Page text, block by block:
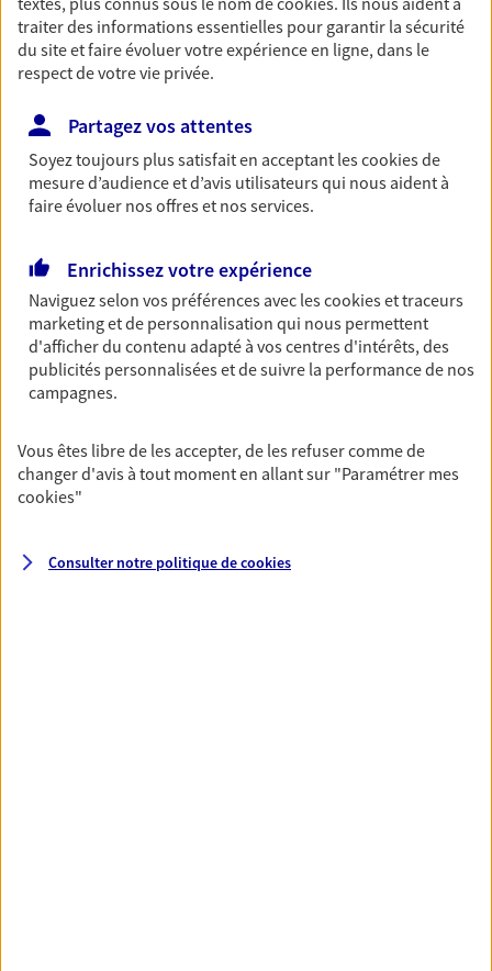
Découvrir les offres Épargne
Préparez sereinement ce nouveau chapitre de
votre vie avec les conseils d'un expert. Découvrez
notre solution PER (Plan Epargne Retraite)
spécialement conçue pour la retraite.
Prévoyance
Pour un avenir serein, assurez-vous avec notre
contrat prévoyance. Préservez vos proches en cas
d'accident ou de maladie en optant pour les
invalidité ou de décès.
Découvrir l'offre Prévoyance
Santé
traiter des informations essentielles pour garantir la sécurité
du site et faire évoluer votre expérience en ligne, dans le
respect de votre vie privée.
Partagez vos attentes
Soyez toujours plus satisfait en acceptant lescookiesde
mesure d’audience et d’avis utilisateurs qui nous aident à
faire évoluer nos offres et nos services.
Enrichissez votre expérience
Naviguez selon vos préférences avec lescookies et traceurs
marketing et de personnalisation qui nous permettent
d'afficher du contenu adapté à vos centres d'intérêts, des
publicités personnalisées et de suivre la performance de nos
campagnes.
Vous êtes libre de les accepter, de les refuser comme de
changer d'avis à tout moment en allant sur "Paramétrer mes
cookies"
Consulter notre politique decookies